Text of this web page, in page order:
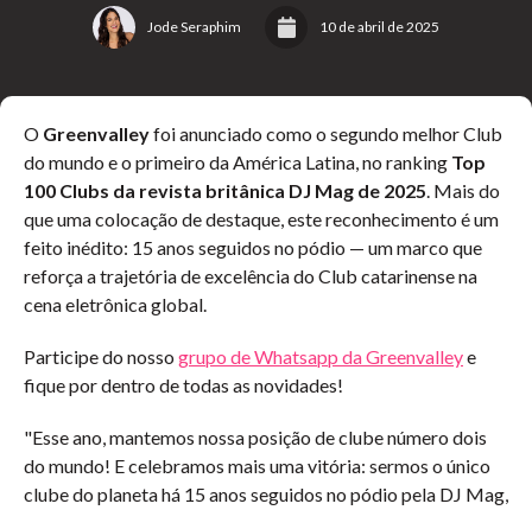
Jode Seraphim 10 de abril de 2025
O Greenvalleyfoi anunciado como o segundo melhor Club
do mundo e o primeiro da América Latina, no ranking Top
100 Clubs da revista britânica DJ Mag de 2025. Mais do
que uma colocação de destaque, este reconhecimento é um
feito inédito: 15 anos seguidos no pódio — um marco que
reforça a trajetória de excelência do Club catarinense na
cena eletrônica global.
Participe do nosso grupo de Whatsapp da Greenvalleye
fique por dentro de todas as novidades!
"Esse ano, mantemos nossa posição de clube número dois
do mundo! E celebramos mais uma vitória: sermos o único
clube do planeta há 15 anos seguidos no pódio pela DJ Mag,